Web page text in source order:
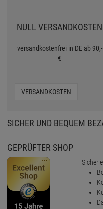
NULL VERSANDKOSTEN
versandkostenfrei in DE ab 90,-
€
VERSANDKOSTEN
SICHER UND BEQUEM
GEPRÜFTER SHOP
Sicher